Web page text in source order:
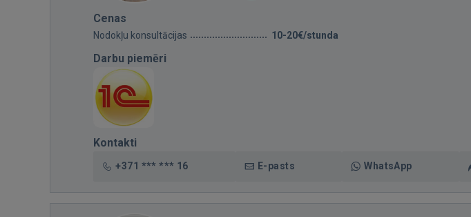
Cenas
Nodokļu konsultācijas 10-20€/stunda
Darbu piemēri
Kontakti
+371 *** *** 16 E-pasts WhatsApp